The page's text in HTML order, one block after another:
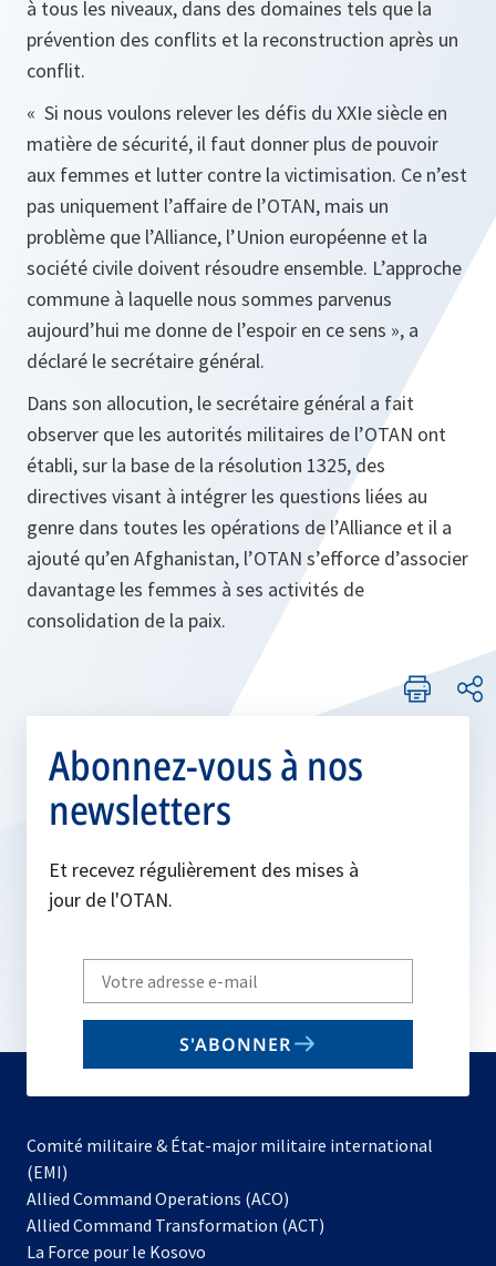
à tous les niveaux, dans des domaines tels que la
prévention des conflits et la reconstruction après un
conflit.
« Si nous voulons relever les défis du XXIe siècle en
matière de sécurité, il faut donner plus de pouvoir
aux femmes et lutter contre la victimisation. Ce n’est
pas uniquement l’affaire de l’OTAN, mais un
problème que l’Alliance, l’Union européenne et la
société civile doivent résoudre ensemble. L’approche
commune à laquelle nous sommes parvenus
aujourd’hui me donne de l’espoir en ce sens », a
déclaré le secrétaire général.
Dans son allocution, le secrétaire général a fait
observer que les autorités militaires de l’OTAN ont
établi, sur la base de la résolution 1325, des
directives visant à intégrer les questions liées au
genre dans toutes les opérations de l’Alliance et il a
ajouté qu’en Afghanistan, l’OTAN s’efforce d’associer
davantage les femmes à ses activités de
consolidation de la paix.
Abonnez-vous à nos
newsletters
Et recevez régulièrement des mises à
jour de l'OTAN.
Write
your
email
S'ABONNER
Comité militaire & État-major militaire international
(EMI)
Allied Command Operations (ACO)
dans
Allied Command Transformation (ACT)
La Force pour le Kosovo